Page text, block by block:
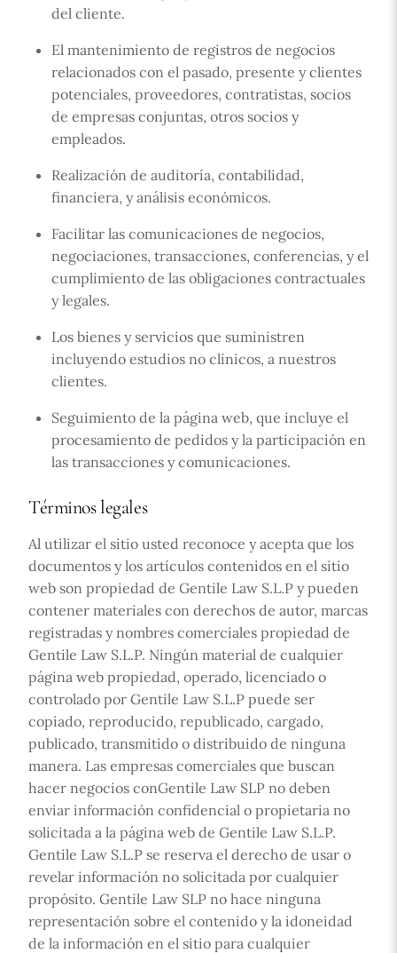
del cliente.
El mantenimiento de registros de negocios
relacionados con el pasado, presente y clientes
potenciales, proveedores, contratistas, socios
de empresas conjuntas, otros socios y
empleados.
Realización de auditoría, contabilidad,
financiera, y análisis económicos.
Facilitar las comunicaciones de negocios,
negociaciones, transacciones, conferencias, y el
cumplimiento de las obligaciones contractuales
y legales.
Los bienes y servicios que suministren
incluyendo estudios no clínicos, a nuestros
clientes.
Seguimiento de la página web, que incluye el
procesamiento de pedidos y la participación en
las transacciones y comunicaciones.
Términos legales
Al utilizar el sitio usted reconoce y acepta que los
documentos y los artículos contenidos en el sitio
web son propiedad de Gentile Law S.L.P y pueden
contener materiales con derechos de autor, marcas
registradas y nombres comerciales propiedad de
Gentile Law S.L.P. Ningún material de cualquier
página web propiedad, operado, licenciado o
controlado por Gentile Law S.L.P puede ser
copiado, reproducido, republicado, cargado,
publicado, transmitido o distribuido de ninguna
manera. Las empresas comerciales que buscan
hacer negocios conGentile Law SLP no deben
enviar información confidencial o propietaria no
solicitada a la página web de Gentile Law S.L.P.
Gentile Law S.L.P se reserva el derecho de usar o
revelar información no solicitada por cualquier
propósito. Gentile Law SLP no hace ninguna
representación sobre el contenido y la idoneidad
de la información en el sitio para cualquier